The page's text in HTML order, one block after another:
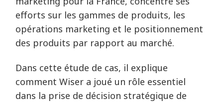
efforts sur les gammes de produits, les
opérations marketing et le positionnement
des produits par rapport au marché.
Dans cette étude de cas, il explique
comment Wiser a joué un rôle essentiel
dans la prise de décision stratégique de